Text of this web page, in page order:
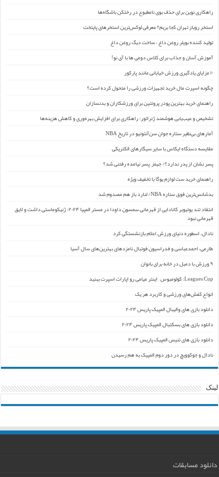
راهکاری نوین برای حذف بوی نامطبوع در رختکن باشگاه‌ها
استخر روباز تهران کجا بریم؟ معرفی لوکس‌ترین استخرهای پایتخت
تولید کننده بویلر روغن داغ ، ساخت دیگ روغن داغ
آموزش آسان و جذاب برای کلاس دومی ها با آی نو!
۱۰ مزایای یادگیری ورزش خیابانی مانند پارکور
چگونه اسپرت مال خرید تجهیزات ورزشی را متحول کرده است؟
راهنمای خرید بهترین پودر پروتئین برای ورزشکاران و بدنسازان
تشخیص و عیب‌یابی هوشمند ژنراتور: راهکاری برای افزایش بهره‌وری و کاهش هزینه‌ها
آمارهای بی‌نظیر ستاره جوان سن‌آنتونیو در تاریخ NBA
مقایسه دستگاه ایکاس با سایر سیگارهای الکتریکی
پسر نشان از پدر ندارد؟/ جیمز ِ پسر نیامده رفتنی شد؟
راهنمای خرید ست لوازم یوگا با تخفیف ویژه
بدشانس‌ترین فوق ستاره NBA/ لنارد باز هم مصدوم شد
انتقاد تند یوتیوبر کانادایی از قهرمانی سمسون داودا در مستر المپیا ۲۰۲۴: ژنیکوماستی داشت و لایق
قهرمانی نبود
نادال، اسطوره دنیای ورزش اعلام بازنشستگی کرد
طارمی، احمدعباسی و فدراسیون فوتبال نامزدهای بهترین‌های سال آسیا
۹ ورزش با دمبل در خانه برای بانوان
Leagues Cup: کولومبوس – اینتر میامی رو اپارات اسپرت ببنید
انواع کفش‌های ورزشی و کاربرد هر یک
دانلود بازی های والیبال المپیک پاریس ۲۰۲۴
دانلود بازی های بسکتبال المپیک پاریس ۲۰۲۴
دانلود بازی های تنیس المپیک پاریس ۲۰۲۴
نادال و جوکوویچ در دور دوم المپیک به هم رسیدن
لینک
دانلود مسابقات